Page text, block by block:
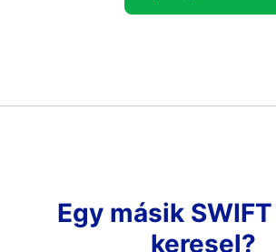
Egy másik
keresel?